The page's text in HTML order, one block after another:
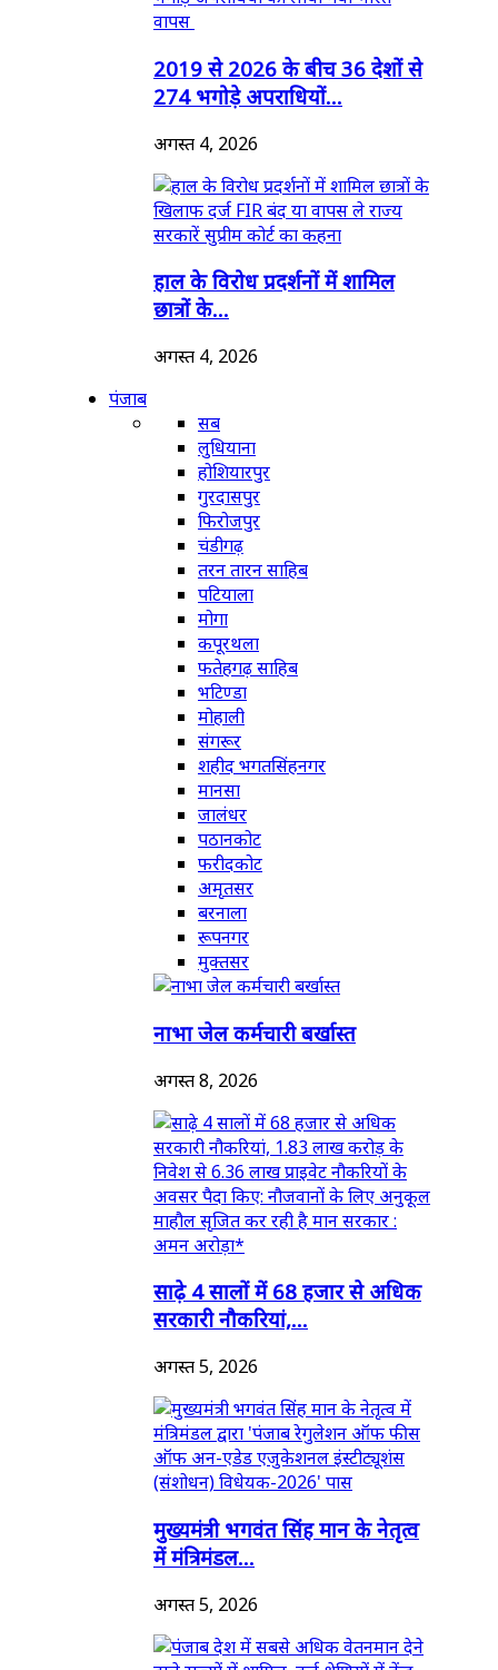
2019 से 2026 के बीच 36 देशों से
274 भगोड़े अपराधियों...
अगस्त 4, 2026
हाल के विरोध प्रदर्शनों में शामिल
छात्रों के...
अगस्त 4, 2026
पंजाब
सब
लुधियाना
होशियारपुर
गुरदासपुर
फिरोजपुर
चंडीगढ़
तरन तारन साहिब
पटियाला
मोगा
कपूरथला
फतेहगढ़ साहिब
भटिण्डा
मोहाली
संगरूर
शहीद भगतसिंहनगर
मानसा
जालंधर
पठानकोट
फरीदकोट
अमृतसर
बरनाला
रूपनगर
मुक्तसर
नाभा जेल कर्मचारी बर्खास्त
अगस्त 8, 2026
साढ़े 4 सालों में 68 हजार से अधिक
सरकारी नौकरियां,...
अगस्त 5, 2026
मुख्यमंत्री भगवंत सिंह मान के नेतृत्व
में मंत्रिमंडल...
अगस्त 5, 2026